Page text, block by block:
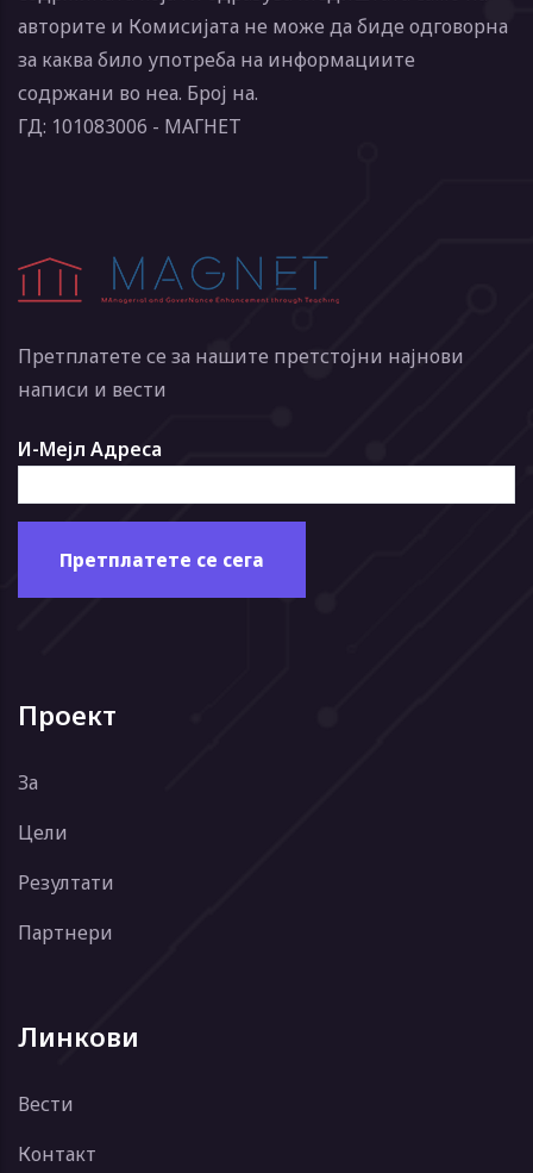
авторите и Комисијата не може да биде одговорна
за каква било употреба на информациите
содржани во неа. Број на.
ГД: 101083006 - МАГНЕТ
Претплатете се за нашите претстојни најнови
написи и вести
И-Мејл Адреса
Проект
За
Цели
Резултати
Партнери
Линкови
Вести
Контакт